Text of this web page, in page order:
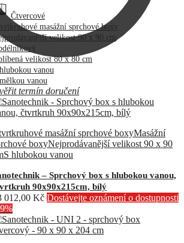
Čtvercové
masážní sprchové boxy
velikost 90 x 90 cm
velikost 80 x 80 cm
vanou
vanou
termín doručení
masážní sprchové boxyMasážní
boxyNejprodávanější velikost 90 x 90
S hlubokou vanou
– Sprchový box s hlubokou vanou,
90x90x215cm, bílý
012,00 Kč Dostávejte oznámení o dostupnosti